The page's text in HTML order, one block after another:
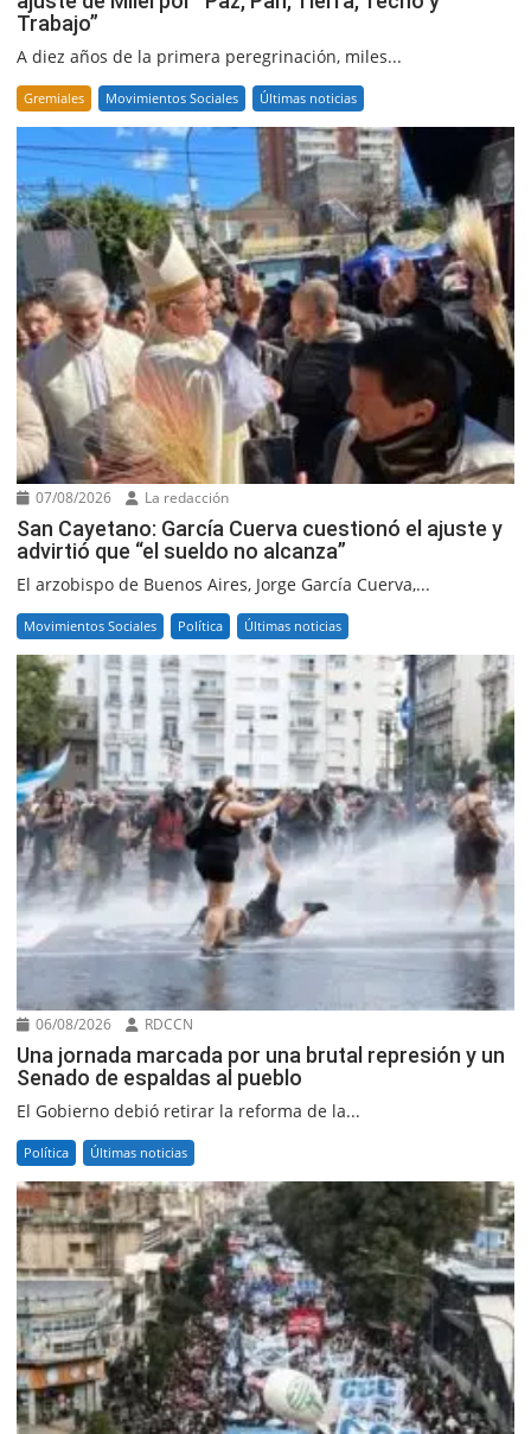
Trabajo”
A diez años de la primera peregrinación, miles...
Gremiales Movimientos Sociales Últimas noticias
07/08/2026 La redacción
San Cayetano: García Cuerva cuestionó el ajuste y
advirtió que “el sueldo no alcanza”
El arzobispo de Buenos Aires, Jorge García Cuerva,...
Movimientos Sociales Política Últimas noticias
06/08/2026 RDCCN
Una jornada marcada por una brutal represión y un
Senado de espaldas al pueblo
El Gobierno debió retirar la reforma de la...
Política Últimas noticias